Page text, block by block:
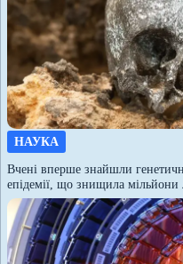
НАУКА
Вчені вперше знайшли
епідемії, що знищила мільйони